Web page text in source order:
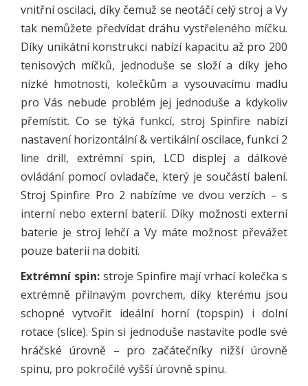
vnitřní oscilaci, díky čemuž se neotáčí celý stroj a Vy
tak nemůžete předvídat dráhu vystřeleného míčku.
Díky unikátní konstrukci nabízí kapacitu až pro 200
tenisových míčků, jednoduše se složí a díky jeho
nízké hmotnosti, kolečkům a vysouvacímu madlu
pro Vás nebude problém jej jednoduše a kdykoliv
přemístit. Co se týká funkcí, stroj Spinfire nabízí
nastavení horizontální & vertikální oscilace, funkci 2
line drill, extrémní spin, LCD displej a dálkové
ovládání pomocí ovladače, který je součástí balení.
Stroj Spinfire Pro 2 nabízíme ve dvou verzích – s
interní nebo externí baterií. Díky možnosti externí
baterie je stroj lehčí a Vy máte možnost převážet
pouze baterii na dobití.
Extrémní spin:stroje Spinfire mají vrhací kolečka s
extrémně přilnavým povrchem, díky kterému jsou
schopné vytvořit ideální horní (topspin) i dolní
rotace (slice). Spin si jednoduše nastavíte podle své
hráčské úrovně – pro začátečníky nižší úrovně
spinu, pro pokročilé vyšší úrovně spinu.